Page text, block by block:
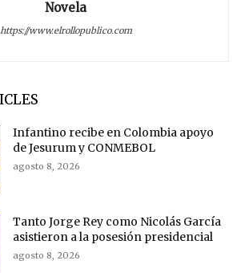
Novela
https://www.elrollopublico.com
Infantino recibe en Colombia apoyo
de Jesurum y CONMEBOL
agosto 8, 2026
Tanto Jorge Rey como Nicolás García
asistieron a la posesión presidencial
agosto 8, 2026